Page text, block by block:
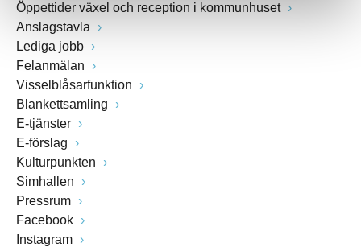
Öppettider växel och reception i kommunhuset
Anslagstavla
Lediga jobb
Felanmälan
Visselblåsarfunktion
Blankettsamling
E-tjänster
E-förslag
Kulturpunkten
Simhallen
Pressrum
Facebook
Instagram